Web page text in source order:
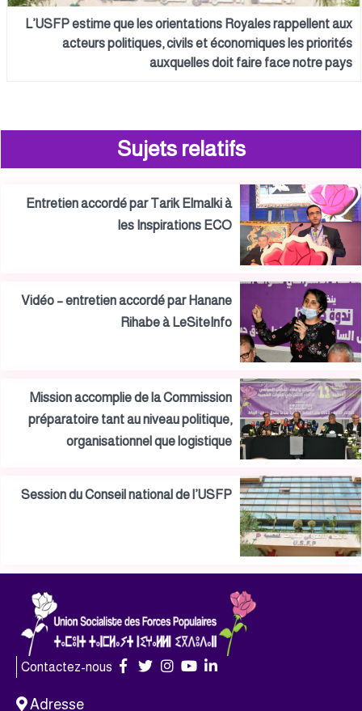
L’USFP estime que les orientations Royales rappellent aux
acteurs politiques, civils et économiques les priorités
auxquelles doit faire face notre pays
Sujets relatifs
Entretien accordé par Tarik Elmalki à
les Inspirations ECO
Vidéo – entretien accordé par Hanane
Rihabe à LeSiteInfo
Mission accomplie de la Commission
préparatoire tant au niveau politique,
organisationnel que logistique
Session du Conseil national de l’USFP
Contactez-nous
Adresse